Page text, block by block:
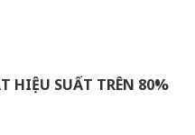
HIỆU SUẤT TRÊN 80%